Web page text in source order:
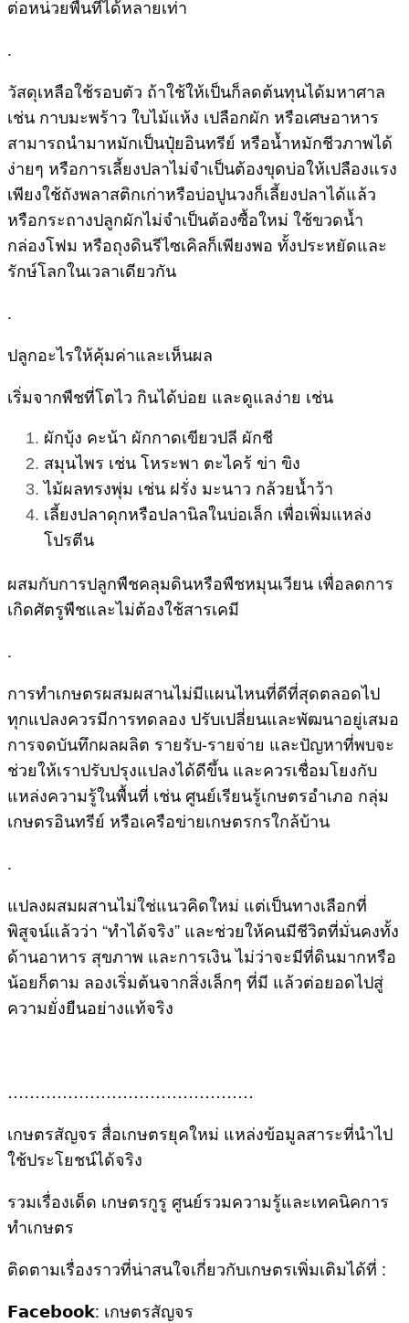
ต่อหน่วยพื้นที่ได้หลายเท่า
.
วัสดุเหลือใช้รอบตัว ถ้าใช้ให้เป็นก็ลดต้นทุนได้มหาศาล
เช่น กาบมะพร้าว ใบไม้แห้ง เปลือกผัก หรือเศษอาหาร
สามารถนำมาหมักเป็นปุ๋ยอินทรีย์ หรือน้ำหมักชีวภาพได้
ง่ายๆ หรือการเลี้ยงปลาไม่จำเป็นต้องขุดบ่อให้เปลืองแรง
เพียงใช้ถังพลาสติกเก่าหรือบ่อปูนวงก็เลี้ยงปลาได้แล้ว
หรือกระถางปลูกผักไม่จำเป็นต้องซื้อใหม่ ใช้ขวดน้ำ
กล่องโฟม หรือถุงดินรีไซเคิลก็เพียงพอ ทั้งประหยัดและ
รักษ์โลกในเวลาเดียวกัน
.
ปลูกอะไรให้คุ้มค่าและเห็นผล
เริ่มจากพืชที่โตไว กินได้บ่อย และดูแลง่าย เช่น
ผักบุ้ง คะน้า ผักกาดเขียวปลี ผักชี
สมุนไพร เช่น โหระพา ตะไคร้ ข่า ขิง
ไม้ผลทรงพุ่ม เช่น ฝรั่ง มะนาว กล้วยน้ำว้า
เลี้ยงปลาดุกหรือปลานิลในบ่อเล็ก เพื่อเพิ่มแหล่ง
โปรตีน
ผสมกับการปลูกพืชคลุมดินหรือพืชหมุนเวียน เพื่อลดการ
เกิดศัตรูพืชและไม่ต้องใช้สารเคมี
.
การทำเกษตรผสมผสานไม่มีแผนไหนที่ดีที่สุดตลอดไป
ทุกแปลงควรมีการทดลอง ปรับเปลี่ยนและพัฒนาอยู่เสมอ
การจดบันทึกผลผลิต รายรับ-รายจ่าย และปัญหาที่พบจะ
ช่วยให้เราปรับปรุงแปลงได้ดีขึ้น และควรเชื่อมโยงกับ
แหล่งความรู้ในพื้นที่ เช่น ศูนย์เรียนรู้เกษตรอำเภอ กลุ่ม
เกษตรอินทรีย์ หรือเครือข่ายเกษตรกรใกล้บ้าน
.
แปลงผสมผสานไม่ใช่แนวคิดใหม่ แต่เป็นทางเลือกที่
พิสูจน์แล้วว่า “ทำได้จริง” และช่วยให้คนมีชีวิตที่มั่นคงทั้ง
ด้านอาหาร สุขภาพ และการเงิน ไม่ว่าจะมีที่ดินมากหรือ
น้อยก็ตาม ลองเริ่มต้นจากสิ่งเล็กๆ ที่มี แล้วต่อยอดไปสู่
ความยั่งยืนอย่างแท้จริง
………………………………………
เกษตรสัญจร สื่อเกษตรยุคใหม่ แหล่งข้อมูลสาระที่นำไป
ใช้ประโยชน์ได้จริง
รวมเรื่องเด็ด เกษตรกูรู ศูนย์รวมความรู้และเทคนิคการ
ทำเกษตร
ติดตามเรื่องราวที่น่าสนใจเกี่ยวกับเกษตรเพิ่มเติมได้ที่ :
𝗙𝗮𝗰𝗲𝗯𝗼𝗼𝗸: เกษตรสัญจร